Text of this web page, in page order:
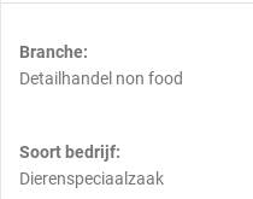
Branche:
Detailhandel non food
Soort bedrijf:
Dierenspeciaalzaak